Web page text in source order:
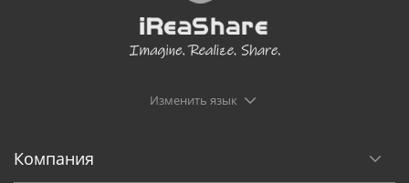
Изменить язык
Компания